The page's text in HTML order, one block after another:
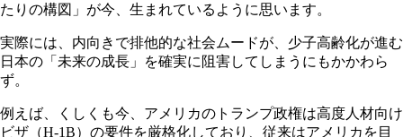
たりの構図」が今、生まれているように思います。
実際には、内向きで排他的な社会ムードが、少子高齢化が進む
日本の「未来の成長」を確実に阻害してしまうにもかかわら
ず。
例えば、くしくも今、アメリカのトランプ政権は高度人材向け
ビザ（H-1B）の要件を厳格化しており、従来はアメリカを目